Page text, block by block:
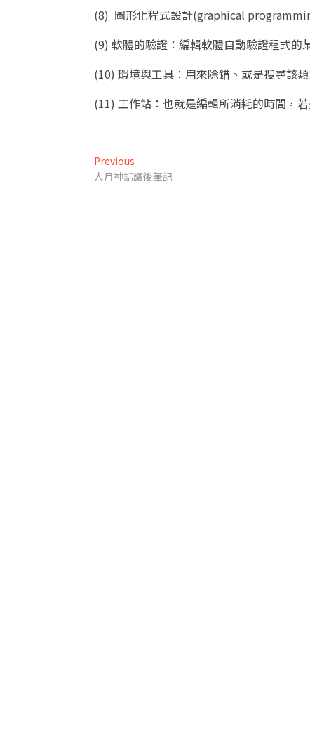
(8) 圖形化程式設計(graphical
(9) 軟體的驗證：編輯軟體自動驗證程式的
(10) 環境與工具：用來除錯、或是搜尋該
(11) 工作站：也就是編輯所消耗的時間，
文
章
Previous
post:
人月神話讀後筆記